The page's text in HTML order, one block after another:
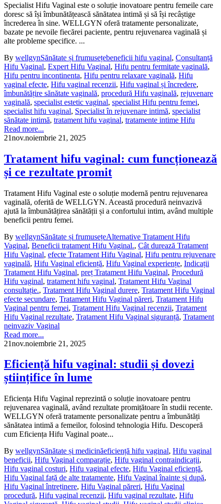
Specialist Hifu Vaginal este o soluție inovatoare pentru femeile care
doresc să își îmbunătățească sănătatea intimă și să își recâștige
încrederea în sine. WELLGYN oferă tratamente personalizate,
bazate pe nevoile fiecărei paciente, pentru rejuvenarea vaginală și
alte probleme specifice. ...
By wellgynSănătate și frumusețebeneficii hifu vaginal, Consultanță
Hifu Vaginal, Expert Hifu Vaginal, Hifu pentru fermitate vaginală,
Hifu pentru incontinenta, Hifu pentru relaxare vaginală, Hifu
vaginal efecte, Hifu vaginal recenzii, Hifu vaginal și încredere,
îmbunătățire sănătate vaginală, procedură Hifu vaginală, rejuvenare
vaginală, specialist estetic vaginal, specialist Hifu pentru femei,
specialist hifu vaginal, Specialist în rejuvenare intimă, specialist
sănătate intimă, tratament hifu vaginal, tratamente intime Hifu
Read more...
21nov.noiembrie 21, 2025
Tratament hifu vaginal: cum funcționează
și ce rezultate promit
Tratament Hifu Vaginal este o soluție modernă pentru rejuvenarea
vaginală, oferită de WELLGYN. Această procedură neinvazivă
ajută la îmbunătățirea sănătății și a confortului intim, având multiple
beneficii pentru femei.
By wellgynSănătate și frumusețeAlternative Tratament Hifu
Vaginal, Beneficii tratament Hifu Vaginal., Cât durează Tratament
Hifu Vaginal, efecte Tratament Hifu Vaginal, Hifu pentru rejuvenare
vaginală, Hifu Vaginal eficiență, Hifu Vaginal experiențe, Indicații
Tratament Hifu Vaginal, preț Tratament Hifu Vaginal, Procedură
Hifu vaginal, tratament hifu vaginal, Tratament Hifu Vaginal
consultație., Tratament Hifu Vaginal durere, Tratament Hifu Vaginal
efecte secundare, Tratament Hifu Vaginal păreri, Tratament Hifu
Vaginal pentru femei, Tratament Hifu Vaginal recenzii, Tratament
Hifu Vaginal rezultate, Tratament Hifu Vaginal siguranță, Tratament
neinvaziv Vaginal
Read more...
21nov.noiembrie 21, 2025
Eficiență hifu vaginal: studii și dovezi
științifice în lume
Eficiența Hifu Vaginal reprezintă o soluție inovatoare pentru
rejuvenarea vaginală, având rezultate promițătoare în studii recente.
WELLGYN oferă tratamente personalizate pentru a îmbunătăți
sănătatea intimă a femeilor, folosind tehnologia Hifu. Descoperă
cum Eficiența Hifu Vaginal poate...
By wellgynSănătate și medicinăeficiență hifu vaginal, Hifu vaginal
beneficii, Hifu Vaginal comparație, Hifu vaginal contraindicații,
Hifu vaginal costuri, Hifu vaginal efecte, Hifu Vaginal eficiență,
Hifu Vaginal față de alte tratamente, Hifu Vaginal înainte și după,
Hifu Vaginal întreținere, Hifu Vaginal păreri, Hifu Vaginal
procedură, Hifu vaginal recenzii, Hifu vaginal rezultate, Hifu